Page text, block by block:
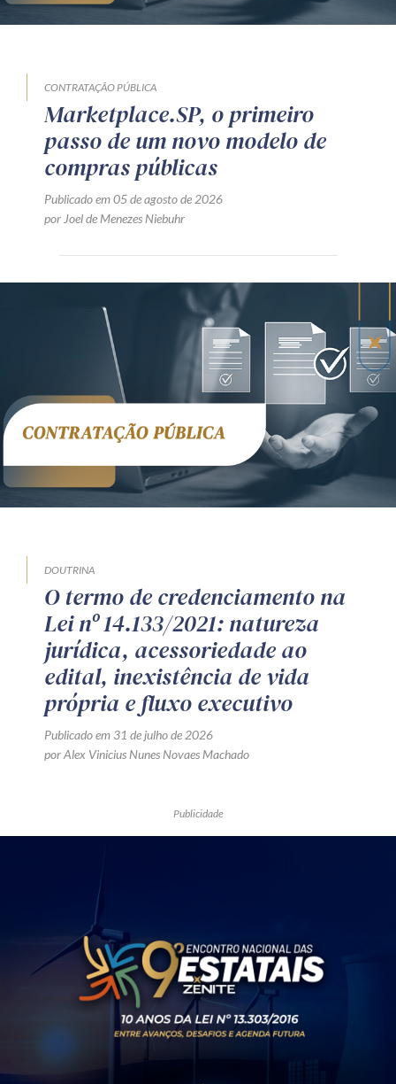
CONTRATAÇÃO PÚBLICA
Marketplace.SP, o primeiro
passo de um novo modelo de
compras públicas
Publicado em 05 de agosto de 2026
por Joel de Menezes Niebuhr
DOUTRINA
O termo de credenciamento na
Lei nº 14.133/2021: natureza
jurídica, acessoriedade ao
edital, inexistência de vida
própria e fluxo executivo
Publicado em 31 de julho de 2026
por Alex Vinicius Nunes Novaes Machado
Publicidade